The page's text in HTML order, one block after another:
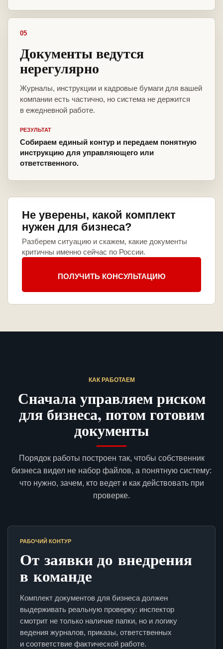
05
Документы ведутся
нерегулярно
Журналы, инструкции и кадровые бумаги для вашей
компании есть частично, но система не держится
в ежедневной работе.
РЕЗУЛЬТАТ
Собираем единый контур и передаем понятную
инструкцию для управляющего или
ответственного.
Не уверены, какой комплект
нужен для бизнеса?
Разберем ситуацию и скажем, какие документы
критичны именно сейчас по России.
ПОЛУЧИТЬ КОНСУЛЬТАЦИЮ
КАК РАБОТАЕМ
Сначала управляем риском
для бизнеса, потом готовим
документы
Порядок работы построен так, чтобы собственник
бизнеса видел не набор файлов, а понятную систему:
что нужно, зачем, кто ведет и как действовать при
проверке.
РАБОЧИЙ КОНТУР
От заявки до внедрения
в команде
Комплект документов для бизнеса должен
выдерживать реальную проверку: инспектор
смотрит не только наличие папки, но и логику
ведения журналов, приказы, ответственных
и соответствие фактической работе.